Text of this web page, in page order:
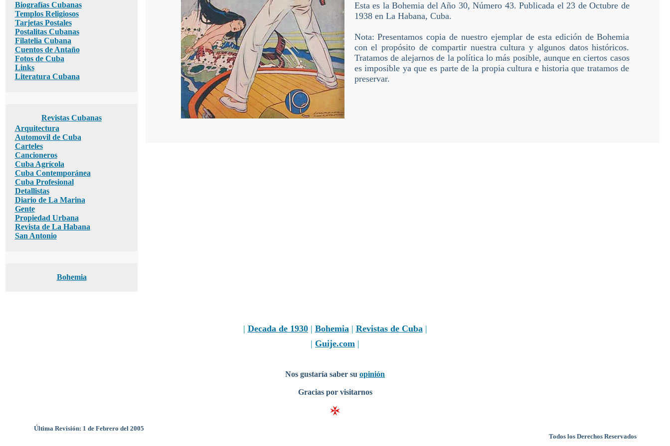
Biografías Cubanas
Templos Religiosos
Tarjetas Postales
Postalitas Cubanas
Filatelia Cubana
Cuentos de Antaño
Fotos de Cuba
Links
Literatura Cubana
Revistas Cubanas
Arquitectura
Automovil de Cuba
Carteles
Cancioneros
Cuba Agrícola
Cuba Contemporánea
Cuba Profesional
Detallistas
Diario de La Marina
Gente
Propiedad Urbana
Revista de La Habana
San Antonio
Bohemia
Esta es la Bohemia del Año 30, Número 43. Publicada el 23 de Octubre de
1938 en La Habana, Cuba.
Nota: Presentamos copia de nuestro ejemplar de esta edición de Bohemia
con el propósito de compartir nuestra cultura y algunos datos históricos.
Tratamos de alejarnos de la política lo más posible, aunque en ciertos casos
es imposible ya que es parte de la propia cultura e historia que tratamos de
preservar.
| Decada de 1930| Bohemia| Revistas de Cuba|
| Guije.com |
Nos gustaría saber su opinión
Gracias por visitarnos
Última Revisión: 1 de Febrero del 2005
Todos los Derechos Reservados